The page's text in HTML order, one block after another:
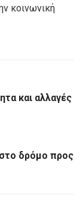
κοινωνική
και αλλαγές
δρόμο προς